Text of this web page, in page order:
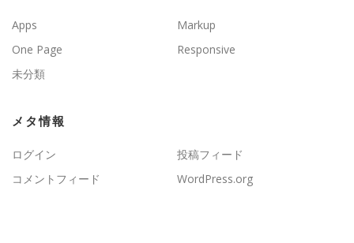
Apps
Markup
One Page
Responsive
未分類
メタ情報
ログイン
投稿フィード
コメントフィード
WordPress.org